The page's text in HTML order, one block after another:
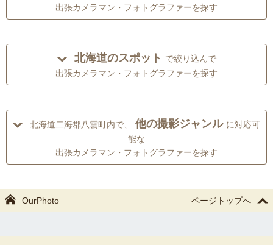
出張カメラマン・フォトグラファーを探す
北海道のスポット で絞り込んで
出張カメラマン・フォトグラファーを探す
北海道二海郡八雲町内で、 他の撮影ジャンル に対応可
能な
出張カメラマン・フォトグラファーを探す
OurPhoto ページトップへ